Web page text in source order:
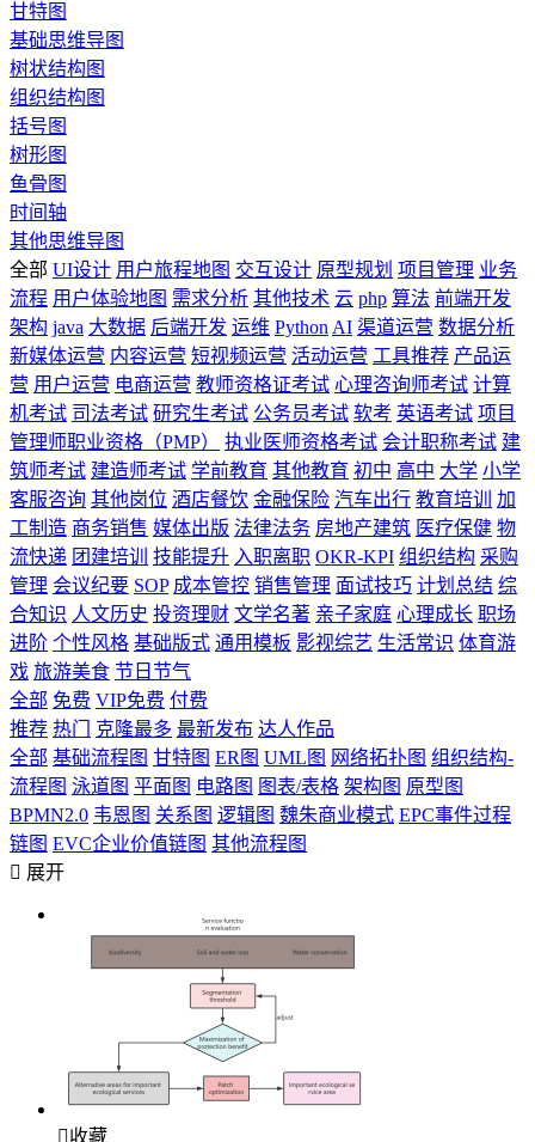
甘特图
基础思维导图
树状结构图
组织结构图
括号图
树形图
鱼骨图
时间轴
其他思维导图
全部 UI设计 用户旅程地图 交互设计 原型规划 项目管理 业务
流程 用户体验地图 需求分析 其他技术 云 php 算法 前端开发
架构 java 大数据 后端开发 运维 Python AI 渠道运营 数据分析
新媒体运营 内容运营 短视频运营 活动运营 工具推荐 产品运
营 用户运营 电商运营 教师资格证考试 心理咨询师考试 计算
机考试 司法考试 研究生考试 公务员考试 软考 英语考试 项目
管理师职业资格（PMP）
执业医师资格考试 会计职称考试 建
筑师考试 建造师考试 学前教育 其他教育 初中 高中 大学 小学
客服咨询 其他岗位 酒店餐饮 金融保险 汽车出行 教育培训
加
工制造 商务销售 媒体出版 法律法务 房地产建筑 医疗保健 物
流快递 团建培训 技能提升 入职离职 OKR-KPI 组织结构 采购
管理 会议纪要 SOP 成本管控 销售管理 面试技巧 计划总结 综
合知识 人文历史 投资理财 文学名著 亲子家庭 心理成长 职场
进阶 个性风格 基础版式 通用模板 影视综艺 生活常识 体育游
戏 旅游美食 节日节气
全部 免费 VIP免费 付费
推荐 热门 克隆最多 最新发布 达人作品
全部 基础流程图 甘特图 ER图 UML图 网络拓扑图 组织结构-
流程图 泳道图 平面图 电路图 图表/表格 架构图 原型图
BPMN2.0 韦恩图 关系图 逻辑图 魏朱商业模式 EPC事件过程
链图 EVC企业价值链图 其他流程图
 展开
收藏